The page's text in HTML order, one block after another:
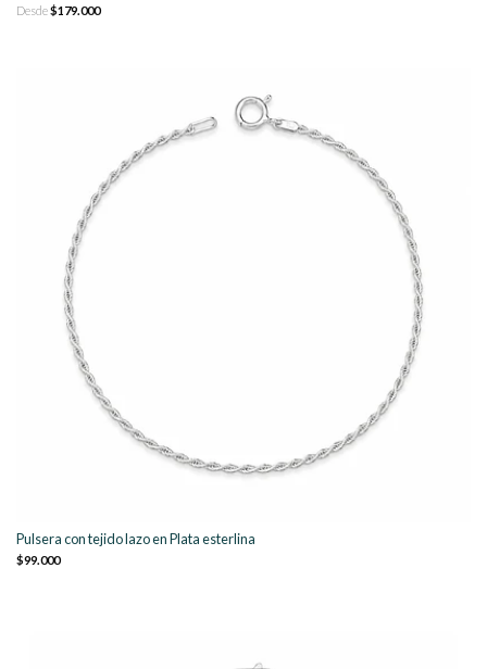
Desde$179.000
Pulsera con tejido lazo en Plata esterlina
$99.000